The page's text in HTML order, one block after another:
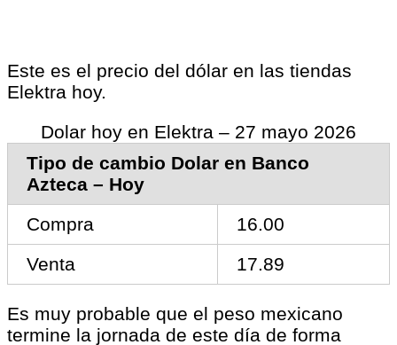
Este es el precio del dólar en las tiendas
Elektra hoy.
Dolar hoy en Elektra – 27 mayo 2026
Tipo de cambio Dolar en Banco
Azteca – Hoy
Compra
16.00
Venta
17.89
Es muy probable que el peso mexicano
termine la jornada de este día de forma